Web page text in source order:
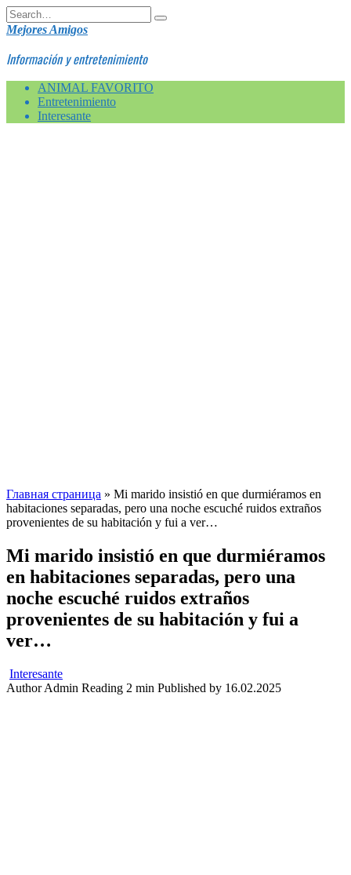
Skip
to
content
Search
for:
Mejores Amigos
Información y entretenimiento
ANIMAL FAVORITO
Entretenimiento
Interesante
Главная страница » Mi marido insistió en que durmiéramos en
habitaciones separadas, pero una noche escuché ruidos extraños
provenientes de su habitación y fui a ver…
Mi marido insistió en que durmiéramos
en habitaciones separadas, pero una
noche escuché ruidos extraños
provenientes de su habitación y fui a
ver…
Interesante
Author Admin Reading 2 min Published by 16.02.2025